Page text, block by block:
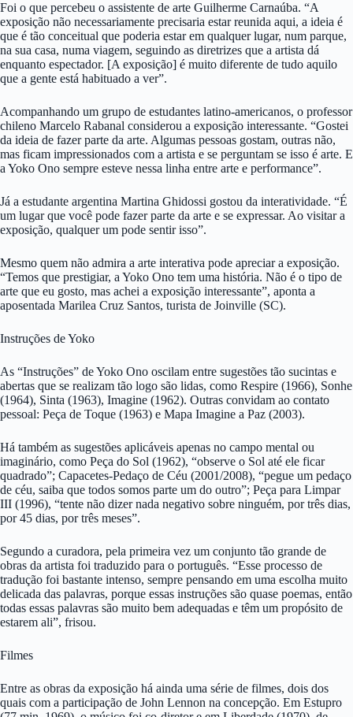
Foi o que percebeu o assistente de arte Guilherme Carnaúba. “A
exposição não necessariamente precisaria estar reunida aqui, a ideia é
que é tão conceitual que poderia estar em qualquer lugar, num parque,
na sua casa, numa viagem, seguindo as diretrizes que a artista dá
enquanto espectador. [A exposição] é muito diferente de tudo aquilo
que a gente está habituado a ver”.
Acompanhando um grupo de estudantes latino-americanos, o professor
chileno Marcelo Rabanal considerou a exposição interessante. “Gostei
da ideia de fazer parte da arte. Algumas pessoas gostam, outras não,
mas ficam impressionados com a artista e se perguntam se isso é arte. E
a Yoko Ono sempre esteve nessa linha entre arte e performance”.
Já a estudante argentina Martina Ghidossi gostou da interatividade. “É
um lugar que você pode fazer parte da arte e se expressar. Ao visitar a
exposição, qualquer um pode sentir isso”.
Mesmo quem não admira a arte interativa pode apreciar a exposição.
“Temos que prestigiar, a Yoko Ono tem uma história. Não é o tipo de
arte que eu gosto, mas achei a exposição interessante”, aponta a
aposentada Marilea Cruz Santos, turista de Joinville (SC).
Instruções de Yoko
As “Instruções” de Yoko Ono oscilam entre sugestões tão sucintas e
abertas que se realizam tão logo são lidas, como Respire (1966), Sonhe
(1964), Sinta (1963), Imagine (1962). Outras convidam ao contato
pessoal: Peça de Toque (1963) e Mapa Imagine a Paz (2003).
Há também as sugestões aplicáveis apenas no campo mental ou
imaginário, como Peça do Sol (1962), “observe o Sol até ele ficar
quadrado”; Capacetes-Pedaço de Céu (2001/2008), “pegue um pedaço
de céu, saiba que todos somos parte um do outro”; Peça para Limpar
III (1996), “tente não dizer nada negativo sobre ninguém, por três dias,
por 45 dias, por três meses”.
Segundo a curadora, pela primeira vez um conjunto tão grande de
obras da artista foi traduzido para o português. “Esse processo de
tradução foi bastante intenso, sempre pensando em uma escolha muito
delicada das palavras, porque essas instruções são quase poemas, então
todas essas palavras são muito bem adequadas e têm um propósito de
estarem ali”, frisou.
Filmes
Entre as obras da exposição há ainda uma série de filmes, dois dos
quais com a participação de John Lennon na concepção. Em Estupro